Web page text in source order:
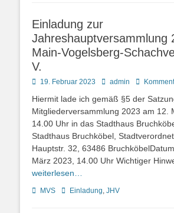
Einladung zur
Jahreshauptversammlung
Main-Vogelsberg-
V.
Posted
19. Februar 2023 Autoradmin
Hiermit lade ich gemäß §5 der
Mitgliederversammlung 2023 am 12.
14.00 Uhr in das Stadthaus
Stadthaus Bruchköbel,
Hauptstr. 32, 63486
März 2023, 14.00 Uhr Wichtiger
weiterlesen…
Kategorien
MVS Schlagworte
Einladung, JHV